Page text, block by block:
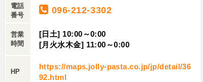
電話
番号
096-212-3302
営業
時間
[日土] 10:00～0:00
[月火水木金] 11:00～0:00
HP
https://maps.jolly-pasta.co.jp/jp/detail/36
92.html